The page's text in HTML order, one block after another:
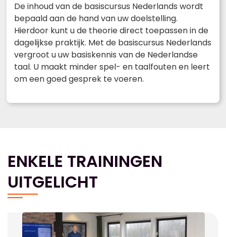
De inhoud van de basiscursus Nederlands wordt
bepaald aan de hand van uw doelstelling.
Hierdoor kunt u de theorie direct toepassen in de
dagelijkse praktijk. Met de basiscursus Nederlands
vergroot u uw basiskennis van de Nederlandse
taal. U maakt minder spel- en taalfouten en leert
om een goed gesprek te voeren.
ENKELE TRAININGEN
UITGELICHT